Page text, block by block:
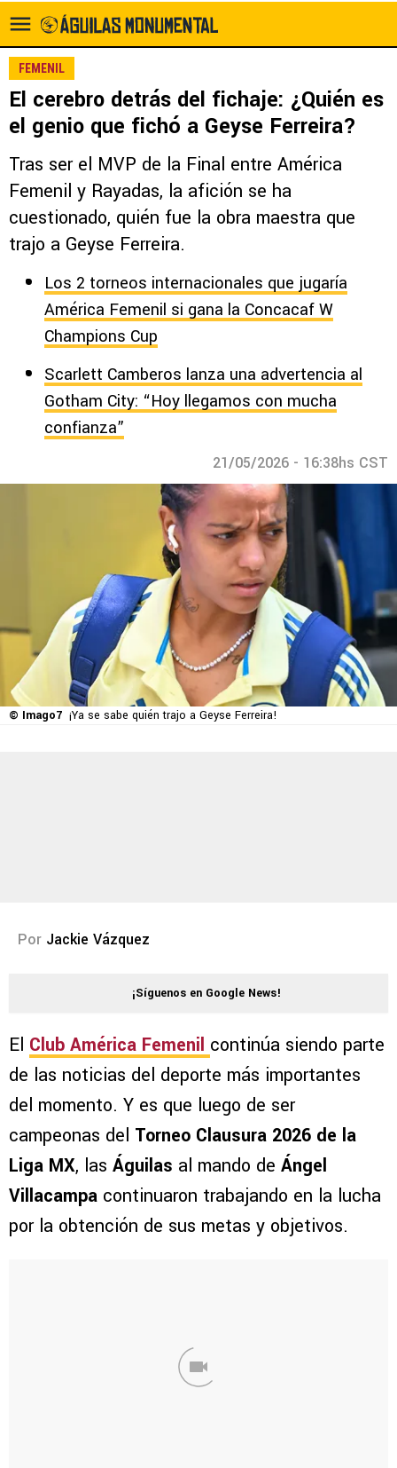
FEMENIL
El cerebro detrás del fichaje: ¿Quién es
el genio que fichó a Geyse Ferreira?
Tras ser el MVP de la Final entre América
Femenil y Rayadas, la afición se ha
cuestionado, quién fue la obra maestra que
trajo a Geyse Ferreira.
Los 2 torneos internacionales que jugaría
América Femenil si gana la Concacaf W
Champions Cup
Scarlett Camberos lanza una advertencia al
Gotham City: “Hoy llegamos con mucha
confianza”
21/05/2026 - 16:38hs CST
© Imago7 ¡Ya se sabe quién trajo a Geyse Ferreira!
Por Jackie Vázquez
¡Síguenos en Google News!
El Club América Femenil continúa siendo parte
de las noticias del deporte más importantes
del momento. Y es que luego de ser
campeonas del Torneo Clausura 2026 de la
Liga MX, las Águilas al mando de Ángel
Villacampa continuaron trabajando en la lucha
por la obtención de sus metas y objetivos.